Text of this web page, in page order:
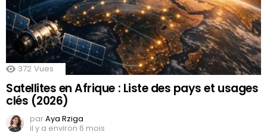
372 Vues
Satellites en Afrique : Liste des pays et usages
clés (2026)
parAya Rziga
il y a environ 6 mois